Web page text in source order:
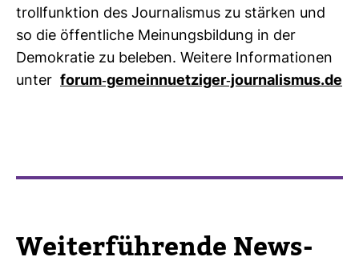
troll­funk­tion des Jour­na­lismus zu stärken und
so die öffent­liche Mei­nungs­bil­dung in der
Demo­kratie zu beleben. Wei­tere Infor­ma­tionen
unter forum-​gemein­nuet­ziger-​jour­na­lismus.de
Wei­ter­füh­rende News-​